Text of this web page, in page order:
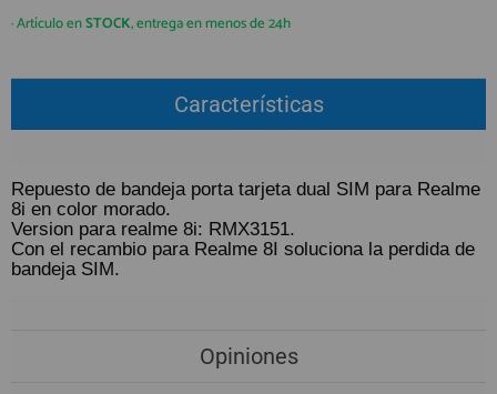
GUÍA DE COMPRA
(+34)912 477 744
Lunes a Viernes 09:30h a 20:00h
También atendemos Whatsapp
info@preciosadictos.com
REGISTRO PROFESIONAL
· Artículo enSTOCK, entrega en menos de 24h
Características
Repuesto de bandeja porta tarjeta dual SIM para Realme
8i en color morado.
Version para realme 8i: RMX3151.
Con el recambio para Realme 8I soluciona la perdida de
bandeja SIM.
Opiniones